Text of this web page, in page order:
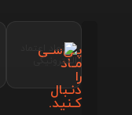
پـی‌سـی
مـاد
را
دنـبال
کـنید.